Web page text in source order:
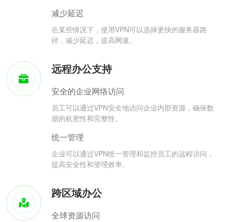
减少延迟
在某些情况下，使用VPN可以选择更快的服务器路
径，减少延迟，提高网速。
远程办公支持
安全的企业网络访问
员工可以通过VPN安全地访问企业内部资源，确保数
据的机密性和完整性。
统一管理
企业可以通过VPN统一管理和监控员工的远程访问，
提高安全性和管理效率。
跨区域办公
全球资源访问